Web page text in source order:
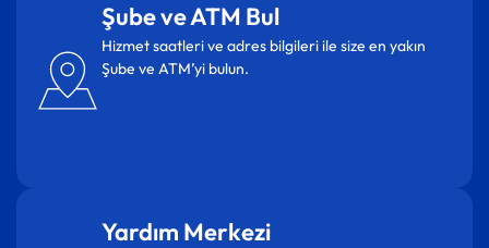
Şube ve ATM Bul
Hizmet saatleri ve adres bilgileri ile size en yakın
Şube ve ATM’yi bulun.
Yardım Merkezi